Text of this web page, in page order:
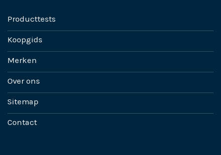
Producttests
Koopgids
Merken
Over ons
Sitemap
Contact